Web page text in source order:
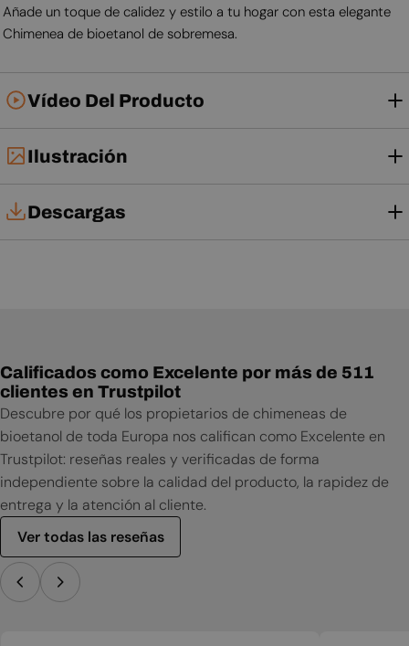
Añade un toque de calidez y estilo a tu hogar con esta elegante
Chimenea de bioetanol de sobremesa.
Vídeo Del Producto
Ilustración
Descargas
Calificados como Excelente por más de 511
clientes en Trustpilot
Descubre por qué los propietarios de chimeneas de
bioetanol de toda Europa nos califican como Excelente en
Trustpilot: reseñas reales y verificadas de forma
independiente sobre la calidad del producto, la rapidez de
entrega y la atención al cliente.
Ver todas las reseñas